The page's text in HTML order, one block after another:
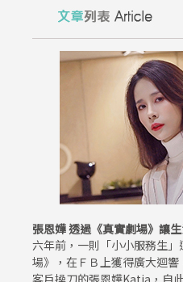
張恩嬅 透過《真實劇場》讓
六年前，一則「小小服務生
場》，在ＦＢ上獲得廣大迴
客戶操刀的張恩嬅Katia，自